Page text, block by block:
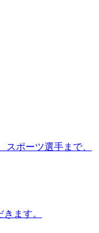
ポーツ選手まで、
ます。